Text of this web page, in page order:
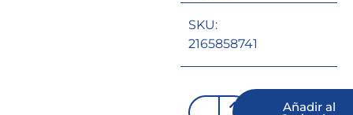
SKU:
2165858741
Añadir al